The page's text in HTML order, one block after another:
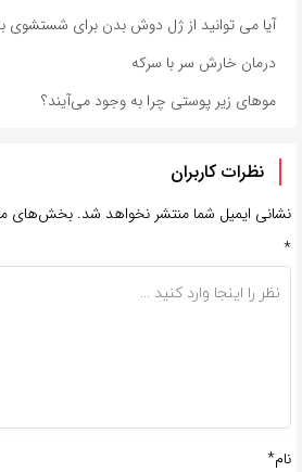
آیا می توانید از ژل دوش بدن برای شستشوی
درمان خارش سر با سرکه
مو‌های زیر پوستی چرا به وجود می‌آیند؟
نظرات کاربران
نشانی ایمیل شما منتشر نخواهد شد. بخش‌های
*
نام*